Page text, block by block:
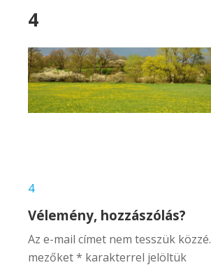
4
Bejegyzés
navigáció
4
Vélemény, hozzászólás?
Az e-mail címet nem tesszük közzé.
mezőket* karakterrel jelöltük